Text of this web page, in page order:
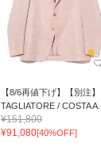
【8/6再値下げ】【別注】
TAGLIATORE / COSTA A...
¥151,800
¥91,080[40%OFF]